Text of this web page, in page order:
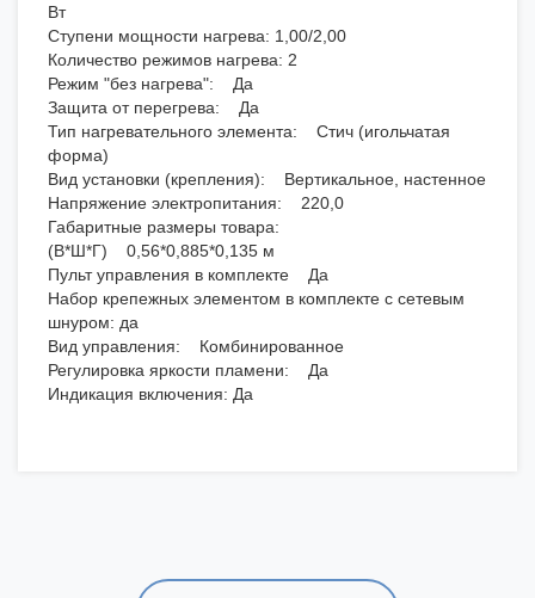
Вт
Ступени мощности нагрева: 1,00/2,00
Количество режимов нагрева: 2
Режим "без нагрева": Да
Защита от перегрева: Да
Тип нагревательного элемента: Стич (игольчатая
форма)
Вид установки (крепления): Вертикальное, настенное
Напряжение электропитания: 220,0
Габаритные размеры товара:
(В*Ш*Г) 0,56*0,885*0,135 м
Пульт управления в комплекте Да
Набор крепежных элементом в комплекте с сетевым
шнуром: да
Вид управления: Комбинированное
Регулировка яркости пламени: Да
Индикация включения: Да